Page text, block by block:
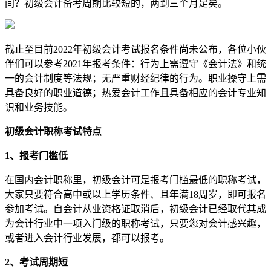
间？初级会计备考周期比较短的，两到三个月足矣。
截止至目前2022年初级会计考试报名条件尚未公布，各位小伙
伴们可以参考2021年报考条件：行为上需遵守《会计法》和统
一的会计制度等法规；无严重财经纪律的行为。职业操守上需
具备良好的职业道德；热爱会计工作且具备相应的会计专业知
识和业务技能。
初级会计职称考试特点
1、报考门槛低
在国内会计职称里，初级会计可是报考门槛最低的职称考试，
大家只要符合高中或以上学历条件、且年满18周岁，即可报名
参加考试。自会计从业资格证取消后，初级会计已经取代其成
为会计行业中一项入门级的职称考试，只要您对会计感兴趣，
或者进入会计行业发展，都可以报考。
2、考试周期短